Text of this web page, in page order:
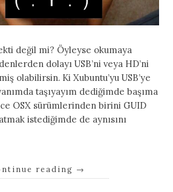
değil mi? Öyleyse okumaya
dolayı USB’ni veya HD’ni
olabilirsin. Ki Xubuntu’yu USB’ye
taşıyayım dediğimde başıma
OSX sürümlerinden birini GUID
istediğimde de aynısını
reading →